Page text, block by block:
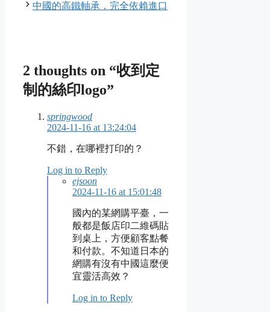
中國的高鐵軸承，完全依賴進口
2 thoughts on “收到定
制的絲印logo”
springwood
2024-11-16 at 13:24:04
不錯，在哪裡打印的？
Log in to Reply
ejsoon
2024-11-16 at 15:01:48
國內的某網購平臺，一
般都是飯店印二維碼貼
到桌上，方便顧客點餐
和付款。不知道日本的
網購有沒有中國這麼便
宜靈活高效？
Log in to Reply